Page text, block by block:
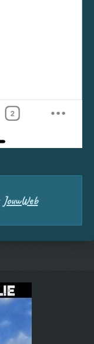
JouwWeb